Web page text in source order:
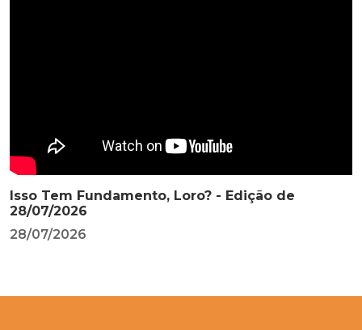
Isso Tem Fundamento, Loro? - Edição de
28/07/2026
28/07/2026